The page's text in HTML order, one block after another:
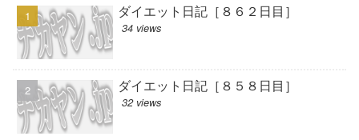
ダイエット日記［８６２日目］
34 views
ダイエット日記［８５８日目］
32 views